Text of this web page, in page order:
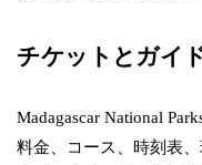
チケットとガイ
Madagascar National
料金、コース、時刻表